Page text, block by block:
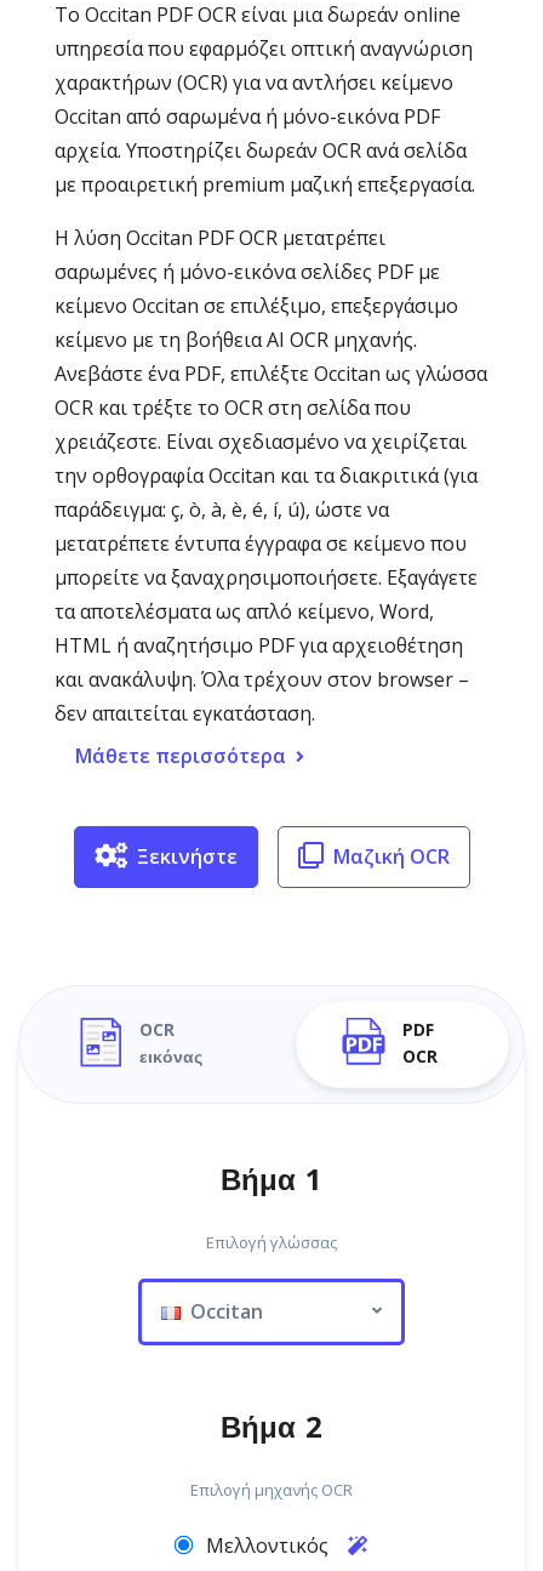
Το Occitan PDF OCR είναι μια δωρεάν online
υπηρεσία που εφαρμόζει οπτική αναγνώριση
χαρακτήρων (OCR) για να αντλήσει κείμενο
Occitan από σαρωμένα ή μόνο-εικόνα PDF
αρχεία. Υποστηρίζει δωρεάν OCR ανά σελίδα
με προαιρετική premium μαζική επεξεργασία.
Η λύση Occitan PDF OCR μετατρέπει
σαρωμένες ή μόνο-εικόνα σελίδες PDF με
κείμενο Occitan σε επιλέξιμο, επεξεργάσιμο
κείμενο με τη βοήθεια AI OCR μηχανής.
Ανεβάστε ένα PDF, επιλέξτε Occitan ως γλώσσα
OCR και τρέξτε το OCR στη σελίδα που
χρειάζεστε. Είναι σχεδιασμένο να χειρίζεται
την ορθογραφία Occitan και τα διακριτικά (για
παράδειγμα: ç, ò, à, è, é, í, ú), ώστε να
μετατρέπετε έντυπα έγγραφα σε κείμενο που
μπορείτε να ξαναχρησιμοποιήσετε. Εξαγάγετε
τα αποτελέσματα ως απλό κείμενο, Word,
HTML ή αναζητήσιμο PDF για αρχειοθέτηση
και ανακάλυψη. Όλα τρέχουν στον browser –
δεν απαιτείται εγκατάσταση.
Μάθετε περισσότερα
Ξεκινήστε Μαζική OCR
OCR
εικόνας
PDF
OCR
Βήμα 1
Επιλογή γλώσσας
Occitan
Βήμα 2
Επιλογή μηχανής OCR
Μελλοντικός